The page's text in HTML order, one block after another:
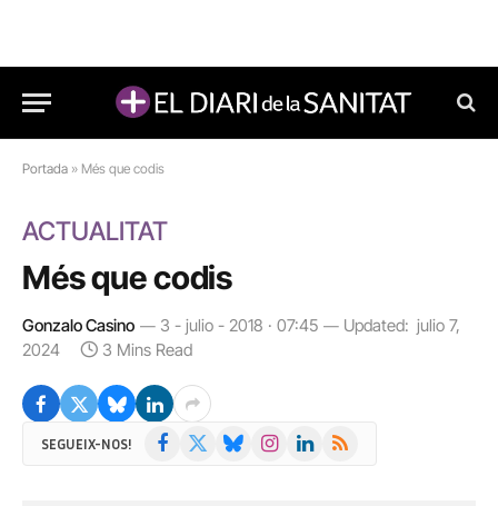
Portada » Més que codis
ACTUALITAT
Més que codis
Gonzalo Casino 3 - julio - 2018 · 07:45 Updated: julio 7,
2024
3 Mins Read
SEGUEIX-NOS! Facebook BlueskyInstagramLinkedIn
RSS